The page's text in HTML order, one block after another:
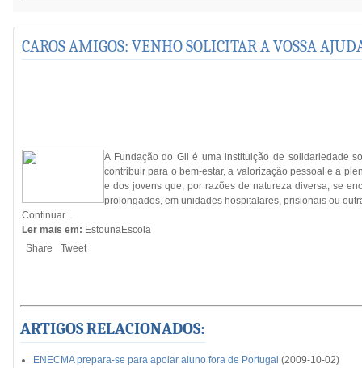
CAROS AMIGOS: VENHO SOLICITAR A VOSSA
A Fundação do Gil é uma instituição de solidariedade
contribuir para o bem-estar, a valorização pessoal e a
e dos jovens que, por razões de natureza diversa, se
prolongados, em unidades hospitalares, prisionais ou
Continuar...
Ler mais em: EstounaEscola
Share
Tweet
ARTIGOS RELACIONADOS:
ENECMA prepara-se para apoiar aluno fora de Portugal (2009-10-02)